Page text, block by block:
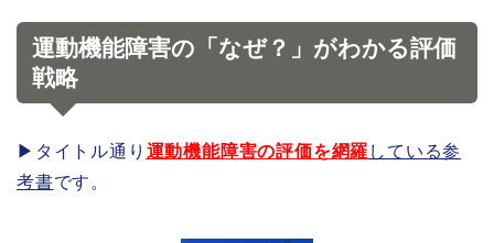
運動機能障害の「なぜ？」がわかる評価
戦略
▶︎タイトル通り 運動機能障害の評価を網羅 している参
考書です。